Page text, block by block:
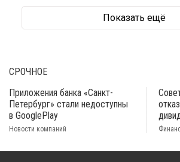
Показать ещё
СРОЧНОЕ
Приложения банка «Санкт-
Петербург» стали недоступны
в GooglePlay
Новости компаний